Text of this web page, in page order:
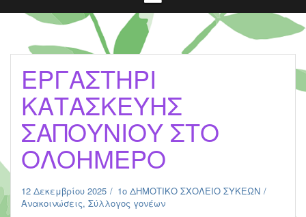
ΕΡΓΑΣΤΗΡΙ
ΚΑΤΑΣΚΕΥΗΣ
ΣΑΠΟΥΝΙΟΥ ΣΤΟ
ΟΛΟΗΜΕΡΟ
12 Δεκεμβρίου 2025
1ο ΔΗΜΟΤΙΚΟ ΣΧΟΛΕΙΟ ΣΥΚΕΩΝ
Ανακοινώσεις, Σύλλογος γονέων